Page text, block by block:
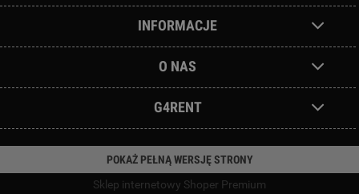
INFORMACJE
O NAS
G4RENT
POKAŻ PEŁNĄ WERSJĘ STRONY
Sklep internetowy Shoper Premium